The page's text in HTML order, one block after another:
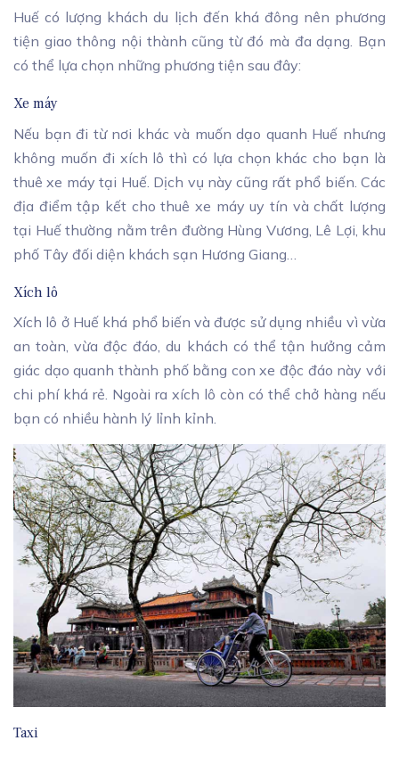
Huế có lượng khách du lịch đến khá đông nên phương
tiện giao thông nội thành cũng từ đó mà đa dạng. Bạn
có thể lựa chọn những phương tiện sau đây:
Xe máy
Nếu bạn đi từ nơi khác và muốn dạo quanh Huế nhưng
không muốn đi xích lô thì có lựa chọn khác cho bạn là
thuê xe máy tại Huế. Dịch vụ này cũng rất phổ biến. Các
địa điểm tập kết cho thuê xe máy uy tín và chất lượng
tại Huế thường nằm trên đường Hùng Vương, Lê Lợi, khu
phố Tây đối diện khách sạn Hương Giang…
Xích lô
Xích lô ở Huế khá phổ biến và được sử dụng nhiều vì vừa
an toàn, vừa độc đáo, du khách có thể tận hưởng cảm
giác dạo quanh thành phố bằng con xe độc đáo này với
chi phí khá rẻ. Ngoài ra xích lô còn có thể chở hàng nếu
bạn có nhiều hành lý lỉnh kỉnh.
Taxi